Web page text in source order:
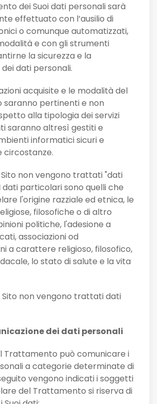
dei Suoi dati personali sarà
effettuato con l’ausilio di
o comunque automatizzati,
e con gli strumenti
la sicurezza e la
dati personali.
acquisite e le modalità del
pertinenti e non
alla tipologia dei servizi
saranno altresì gestiti e
informatici sicuri e
circostanze.
Sito non vengono trattati "dati
dati particolari sono quelli che
l'origine razziale ed etnica, le
filosofiche o di altro
politiche, l'adesione a
associazioni od
a carattere religioso, filosofico,
lo stato di salute e la vita
Sito non vengono trattati dati
dei dati personali
Trattamento può comunicare i
a categorie determinate di
vengono indicati i soggetti
del Trattamento si riserva di